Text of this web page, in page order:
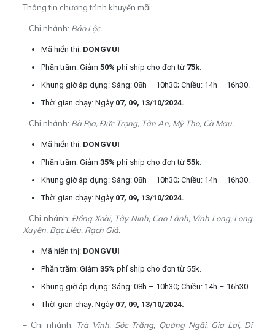
Thông tin chương trình khuyến mãi:
– Chi nhánh: Bảo Lộc.
Mã hiển thị: DONGVUI
Phần trăm: Giảm 50% phí ship cho đơn từ 75k.
Khung giờ áp dụng: Sáng: 08h – 10h30; Chiều: 14h – 16h30.
Thời gian chạy: Ngày 07, 09, 13/10/2024.
– Chi nhánh: Bà Rịa, Đức Trọng, Tân An, Mỹ Tho, Cà Mau.
Mã hiển thị: DONGVUI
Phần trăm: Giảm 35% phí ship cho đơn từ 55k.
Khung giờ áp dụng: Sáng: 08h – 10h30; Chiều: 14h – 16h30.
Thời gian chạy: Ngày 07, 09, 13/10/2024.
– Chi nhánh: Đồng Xoài, Tây Ninh, Cao Lãnh, Vĩnh Long, Long
Xuyên, Bạc Liêu, Rạch Giá.
Mã hiển thị: DONGVUI
Phần trăm: Giảm 35% phí ship cho đơn từ 55k.
Khung giờ áp dụng: Sáng: 08h – 10h30; Chiều: 14h – 16h30.
Thời gian chạy: Ngày 07, 09, 13/10/2024.
– Chi nhánh: Trà Vinh, Sóc Trăng, Quảng Ngãi, Gia Lai, Di